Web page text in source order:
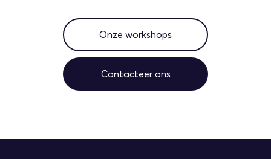
Onze workshops
Contacteer ons